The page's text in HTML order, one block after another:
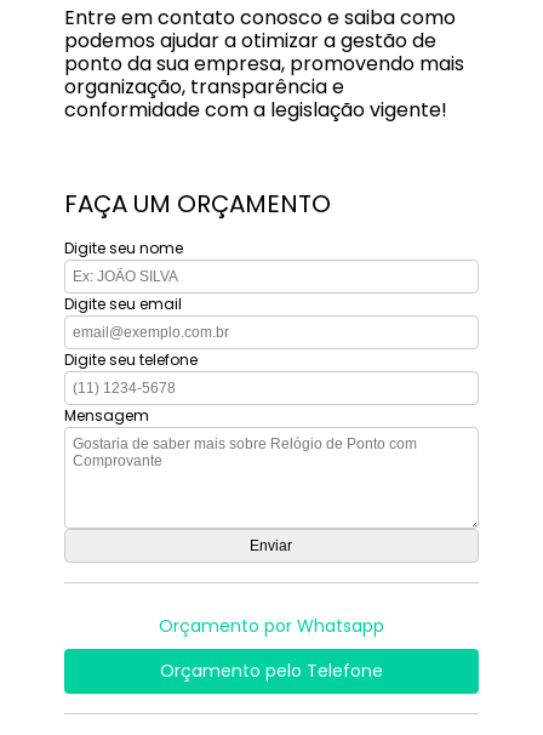
Entre em contato conosco e saiba como
podemos ajudar a otimizar a gestão de
ponto da sua empresa, promovendo mais
organização, transparência e
conformidade com a legislação vigente!
FAÇA UM ORÇAMENTO
Digite seu nome
Digite seu email
Digite seu telefone
Mensagem
Orçamento por Whatsapp
Orçamento pelo Telefone